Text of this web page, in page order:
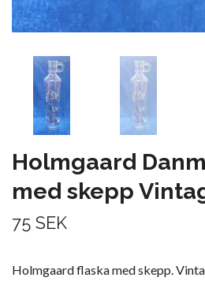
Holmgaard
med skepp
75 SEK
Holmgaard flaska med skepp.